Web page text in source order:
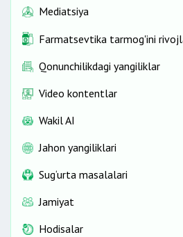
Mediatsiya
Farmatsevtika tarmog'ini
Qonunchilikdagi yangiliklar
Video kontentlar
Wakil AI
Jahon yangiliklari
Sug‘urta masalalari
Jamiyat
Hodisalar